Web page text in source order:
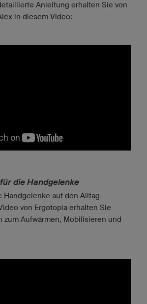
Anleitung erhalten Sie von
in diesem Video:
die Handgelenke
Handgelenke auf den Alltag
von Ergotopia erhalten Sie
zum Aufwärmen, Mobilisieren und